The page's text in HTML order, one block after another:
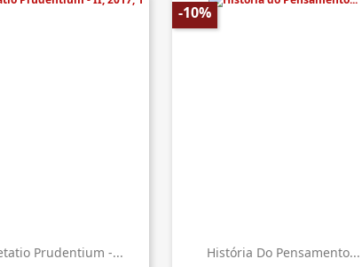
Prudentium -...
História Do Pensamento...
-10%